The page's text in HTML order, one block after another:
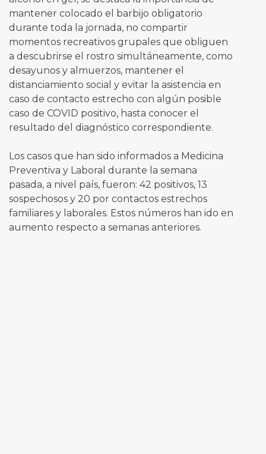
mantener colocado el barbijo obligatorio
durante toda la jornada, no compartir
momentos recreativos grupales que obliguen
a descubrirse el rostro simultáneamente, como
desayunos y almuerzos, mantener el
distanciamiento social y evitar la asistencia en
caso de contacto estrecho con algún posible
caso de COVID positivo, hasta conocer el
resultado del diagnóstico correspondiente.
Los casos que han sido informados a Medicina
Preventiva y Laboral durante la semana
pasada, a nivel país, fueron: 42 positivos, 13
sospechosos y 20 por contactos estrechos
familiares y laborales. Estos números han ido en
aumento respecto a semanas anteriores.